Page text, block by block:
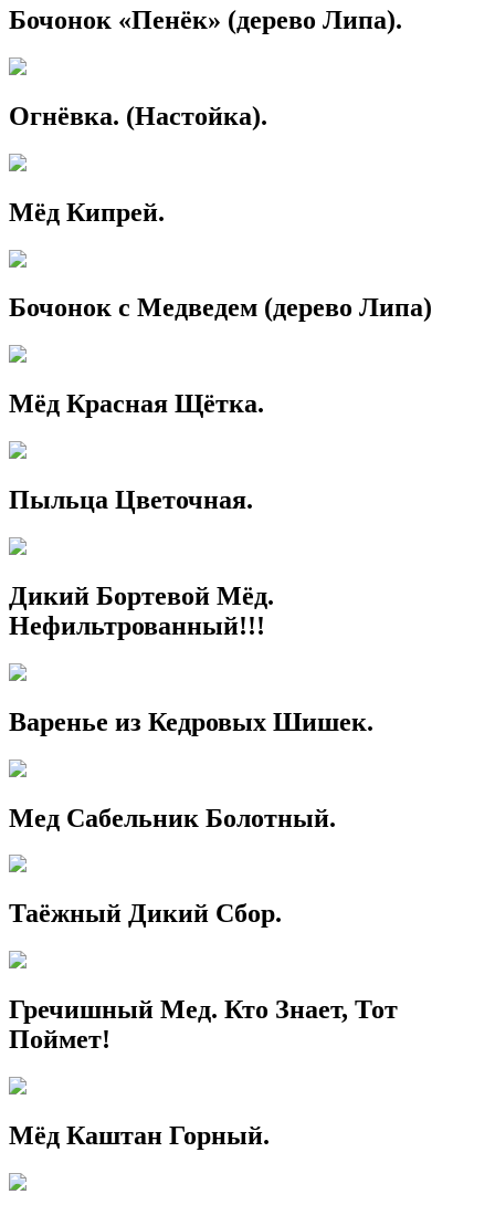
Бочонок «Пенёк» (дерево Липа).
Огнёвка. (Настойка).
Мёд Кипрей.
Бочонок с Медведем (дерево Липа)
Мёд Красная Щётка.
Пыльца Цветочная.
Дикий Бортевой Мёд.
Нефильтрованный!!!
Варенье из Кедровых Шишек.
Мед Сабельник Болотный.
Таёжный Дикий Сбор.
Гречишный Мед. Кто Знает, Тот
Поймет!
Мёд Каштан Горный.